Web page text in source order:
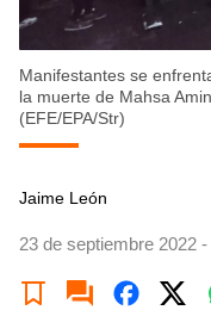
Manifestantes se
la muerte de Mahsa
(EFE/EPA/Str)
Jaime León
23 de septiembre 2022